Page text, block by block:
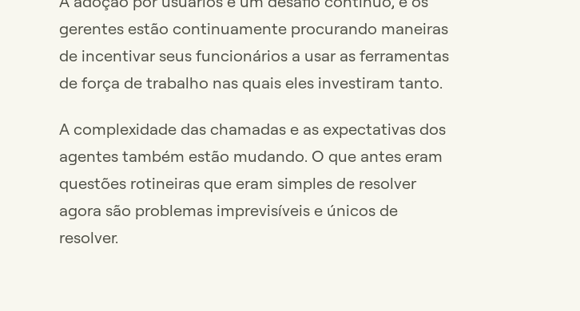
gerentes estão continuamente procurando maneiras
de incentivar seus funcionários a usar as ferramentas
de força de trabalho nas quais eles investiram tanto.
A complexidade das chamadas e as expectativas dos
agentes também estão mudando. O que antes eram
questões rotineiras que eram simples de resolver
agora são problemas imprevisíveis e únicos de
resolver.